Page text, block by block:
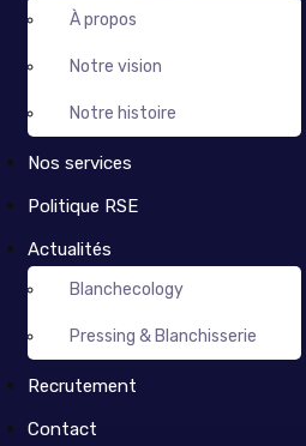
À propos
Notre vision
Notre histoire
Nos services
Politique RSE
Actualités
Blanchecology
Pressing & Blanchisserie
Recrutement
Contact